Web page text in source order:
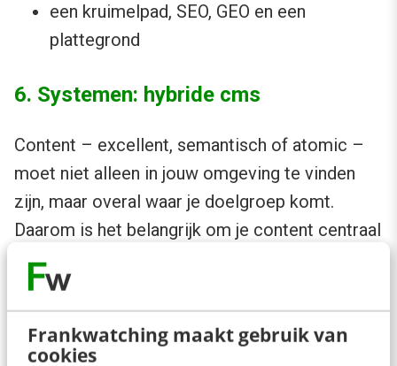
Frankwatching maakt gebruik van
cookies
een kruimelpad, SEO, GEO en een
plattegrond
6. Systemen: hybride cms
Content – excellent, semantisch of atomic –
moet niet alleen in jouw omgeving te vinden
zijn, maar overal waar je doelgroep komt.
Daarom is het belangrijk om je content centraal
te beheren en automatisch te distribueren,
zowel naar je eigen webshop als naar elk ander
kanaal waar je doelgroep zich bevindt. Een
hybride contentmanagementsysteem (cms)